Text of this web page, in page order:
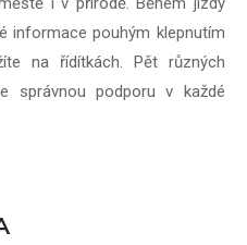
informace pouhým klepnutím
na řídítkách. Pět různých
správnou podporu v každé